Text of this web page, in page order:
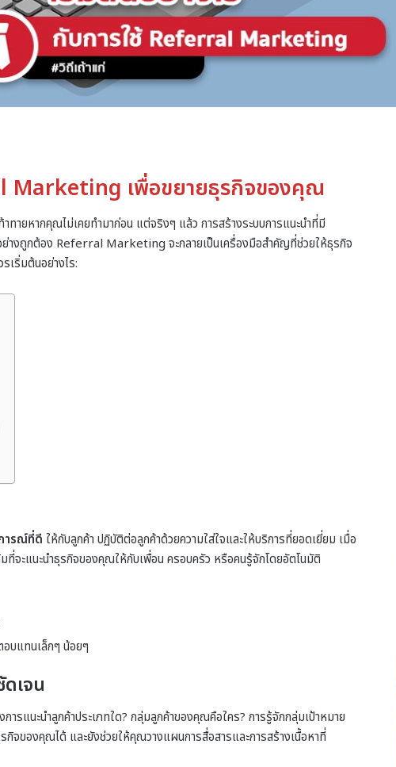
Marketing เพื่อขยายธุรกิจของคุณ
ายหากคุณไม่เคยทำมาก่อน แต่จริงๆ แล้ว การสร้างระบบการแนะนำที่มี
ย่างถูกต้อง Referral Marketing จะกลายเป็นเครื่องมือสำคัญที่ช่วยให้ธุรกิจ
เริ่มต้นอย่างไร:
ารณ์ที่ดี ให้กับลูกค้า ปฏิบัติต่อลูกค้าด้วยความใส่ใจและให้บริการที่ยอดเยี่ยม เมื่อ
ที่จะแนะนำธุรกิจของคุณให้กับเพื่อน ครอบครัว หรือคนรู้จักโดยอัตโนมัติ
บแทนเล็กๆ น้อยๆ
เจน
นะนำลูกค้าประเภทใด? กลุ่มลูกค้าของคุณคือใคร? การรู้จักกลุ่มเป้าหมาย
กิจของคุณได้ และยังช่วยให้คุณวางแผนการสื่อสารและการสร้างเนื้อหาที่